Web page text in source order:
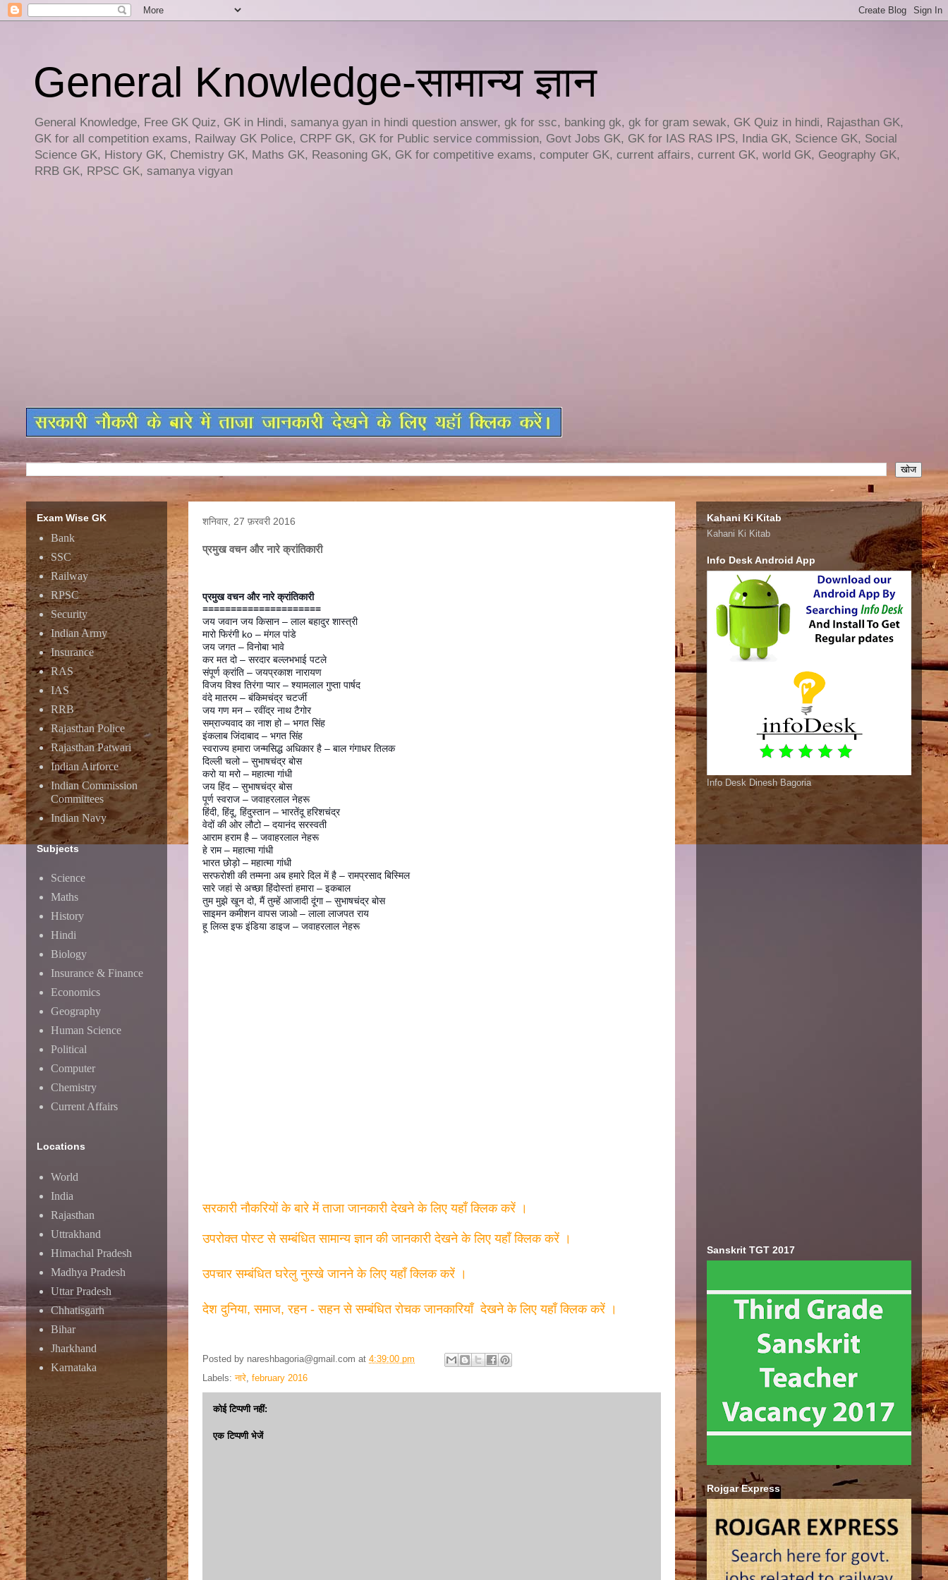
General Knowledge-सामान्य ज्ञान
General Knowledge, Free GK Quiz, GK in Hindi, samanya gyan in hindi question answer, gk for ssc, banking gk, gk for gram sewak, GK Quiz in hindi, Rajasthan GK,
GK for all competition exams, Railway GK Police, CRPF GK, GK for Public service commission, Govt Jobs GK, GK for IAS RAS IPS, India GK, Science GK, Social
Science GK, History GK, Chemistry GK, Maths GK, Reasoning GK, GK for competitive exams, computer GK, current affairs, current GK, world GK, Geography GK,
RRB GK, RPSC GK, samanya vigyan
शनिवार, 27 फ़रवरी 2016
प्रमुख वचन और नारे क्रांतिकारी
प्रमुख वचन और नारे क्रांतिकारी
≡≡≡≡≡≡≡≡≡≡≡≡≡≡≡≡≡≡≡≡≡
जय जवान जय किसान – लाल बहादुर शास्त्री
मारो फिरंगी ko – मंगल पांडे
जय जगत – विनोबा भावे
कर मत दो – सरदार बल्लभभाई पटले
संपूर्ण क्रांति – जयप्रकाश नारायण
विजय विश्व तिरंगा प्यार – श्यामलाल गुप्ता पार्षद
वंदे मातरम – बंकिमचंद्र चटर्जी
जय गण मन – रवींद्र नाथ टैगोर
सम्राज्यवाद का नाश हो – भगत सिंह
इंकलाब जिंदाबाद – भगत सिंह
स्वराज्य हमारा जन्मसिद्ध अधिकार है – बाल गंगाधर तिलक
दिल्ली चलो – सुभाषचंद्र बोस
करो या मरो – महात्मा गांधी
जय हिंद – सुभाषचंद्र बोस
पूर्ण स्वराज – जवाहरलाल नेहरू
हिंदी, हिंदू, हिंदुस्तान – भारतेंदू हरिशचंद्र
वेदों की ओर लौटो – दयानंद सरस्वती
आराम हराम है – जवाहरलाल नेहरू
हे राम – महात्मा गांधी
भारत छोड़ो – महात्मा गांधी
सरफरोशी की तम्मना अब हमारे दिल में है – रामप्रसाद बिस्मिल
सारे जहां से अच्छा हिंदोस्तां हमारा – इकबाल
तुम मुझे खून दो, मैं तुम्हें आजादी दूंगा – सुभाषचंद्र बोस
साइमन कमीशन वापस जाओ – लाला लाजपत राय
हू लिव्स इफ इंडिया डाइज – जवाहरलाल नेहरू
सरकारी नौकरियों के बारे में ताजा जानकारी देखने के लिए यहाँ क्लिक करें ।
उपरोक्त पोस्ट से सम्बंधित सामान्य ज्ञान की जानकारी देखने के लिए यहाँ क्लिक करें ।
उपचार सम्बंधित घरेलु नुस्खे जानने के लिए यहाँ क्लिक करें ।
देश दुनिया, समाज, रहन - सहन से सम्बंधित रोचक जानकारियाँ देखने के लिए यहाँ क्लिक करें ।
Posted by nareshbagoria@gmail.com at 4:39:00 pm
Labels:नारे, february 2016
कोई टिप्पणी नहीं:
एक टिप्पणी भेजें
Exam Wise GK
Bank
SSC
Railway
RPSC
Security
Indian Army
Insurance
RAS
IAS
RRB
Rajasthan Police
Rajasthan Patwari
Indian Airforce
Indian Commission
Committees
Indian Navy
Subjects
Science
Maths
History
Hindi
Biology
Insurance & Finance
Economics
Geography
Human Science
Political
Computer
Chemistry
Current Affairs
Locations
World
India
Rajasthan
Uttrakhand
Himachal Pradesh
Madhya Pradesh
Uttar Pradesh
Chhatisgarh
Bihar
Jharkhand
Karnataka
Kahani Ki Kitab
Kahani Ki Kitab
Info Desk Android App
Info Desk Dinesh Bagoria
Sanskrit TGT 2017
Rojgar Express